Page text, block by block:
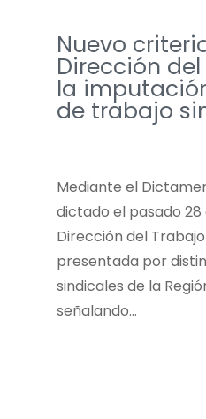
Nuevo
Dirección
la
de trabajo
Mediante el
dictado el pasado
Dirección del
presentada por
sindicales de la
señalando…